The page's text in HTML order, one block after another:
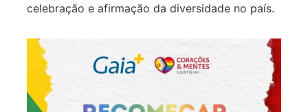
celebração e afirmação da diversidade no país.